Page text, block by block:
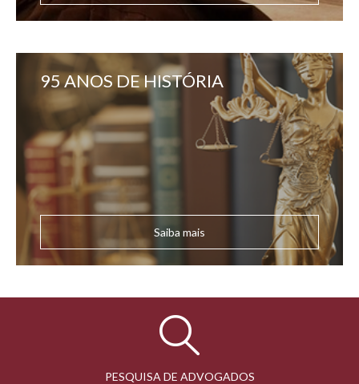
95 ANOS DE HISTÓRIA
Saiba mais
PESQUISA DE ADVOGADOS